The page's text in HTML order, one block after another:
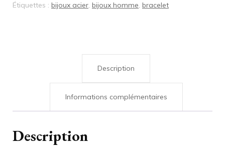
Étiquettes : bijoux acier, bijoux homme, bracelet
Description
Informations complémentaires
Description